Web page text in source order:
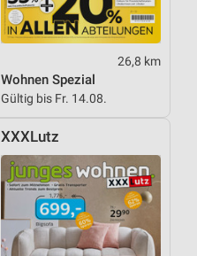
26,8 km
Wohnen Spezial
Gültig bis Fr. 14.08.
XXXLutz